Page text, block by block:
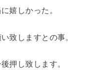
嬉しかった。
致しますとの事。
押し致します。